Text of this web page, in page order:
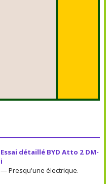
Essai détaillé BYD Atto 2 DM-
i
— Presqu'une électrique.